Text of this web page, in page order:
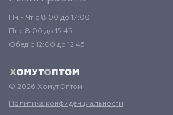
Пн - Чт с 8:00 до 17:00
Пт с 8:00 до 15:45
Обед с 12:00 до 12:45
© 2026 ХомутОптом
Политика конфиденциальности